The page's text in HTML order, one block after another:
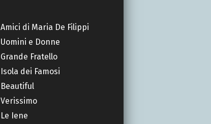
Amici di Maria De Filippi
Uomini e Donne
Grande Fratello
Isola dei Famosi
Beautiful
Verissimo
Le Iene